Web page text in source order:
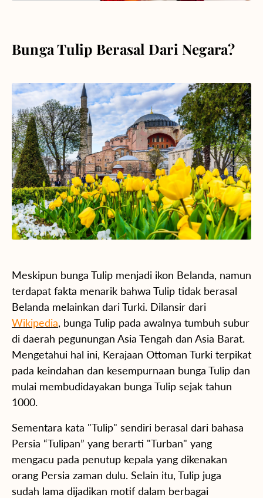
Bunga Tulip Berasal Dari Negara?
Meskipun bunga Tulip menjadi ikon Belanda, namun
terdapat fakta menarik bahwa Tulip tidak berasal
Belanda melainkan dari Turki. Dilansir dari
Wikipedia, bunga Tulip pada awalnya tumbuh subur
di daerah pegunungan Asia Tengah dan Asia Barat.
Mengetahui hal ini, Kerajaan Ottoman Turki terpikat
pada keindahan dan kesempurnaan bunga Tulip dan
mulai membudidayakan bunga Tulip sejak tahun
1000.
Sementara kata "Tulip" sendiri berasal dari bahasa
Persia “Tulipan” yang berarti "Turban" yang
mengacu pada penutup kepala yang dikenakan
orang Persia zaman dulu. Selain itu, Tulip juga
sudah lama dijadikan motif dalam berbagai